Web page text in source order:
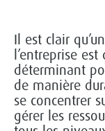
Il est clair
l’entreprise
déterminant
de manière
se concentrer
gérer les